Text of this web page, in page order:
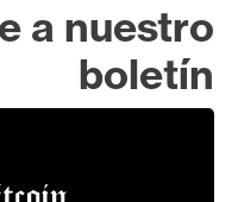
a nuestro
boletín